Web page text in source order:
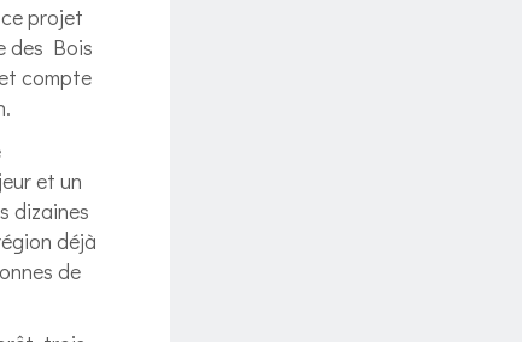
projet
des Bois
compte
et un
dizaines
déjà
de